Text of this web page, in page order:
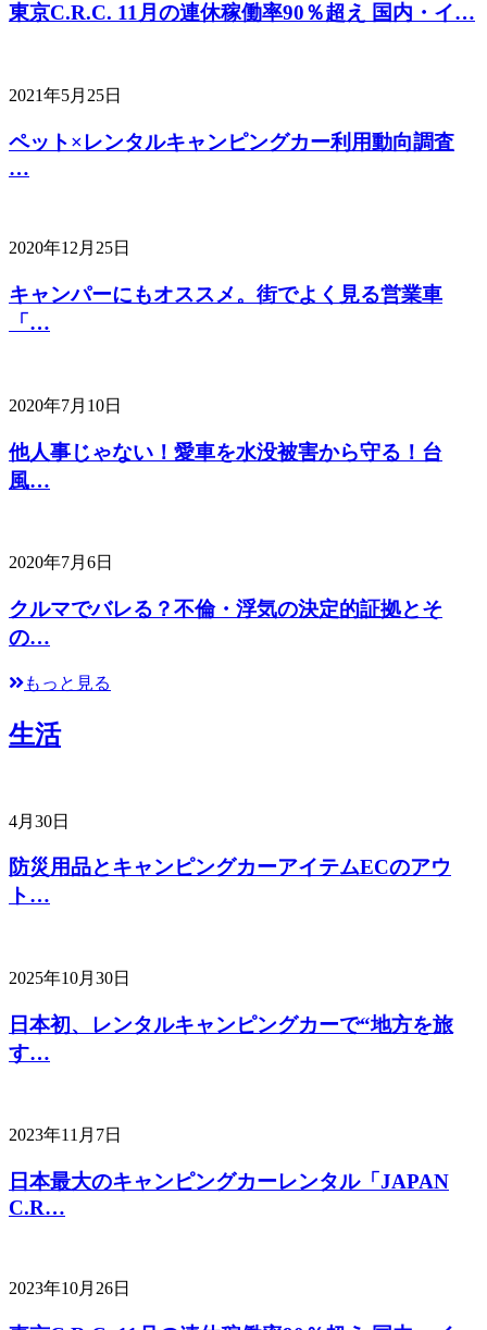
東京C.R.C. 11月の連休稼働率90％超え 国内・イ…
2021年5月25日
ペット×レンタルキャンピングカー利用動向調査
…
2020年12月25日
キャンパーにもオススメ。街でよく見る営業車
「…
2020年7月10日
他人事じゃない！愛車を水没被害から守る！台
風…
2020年7月6日
クルマでバレる？不倫・浮気の決定的証拠とそ
の…
もっと見る
生活
4月30日
防災用品とキャンピングカーアイテムECのアウ
ト…
2025年10月30日
日本初、レンタルキャンピングカーで“地方を旅
す…
2023年11月7日
日本最大のキャンピングカーレンタル「JAPAN
C.R…
2023年10月26日